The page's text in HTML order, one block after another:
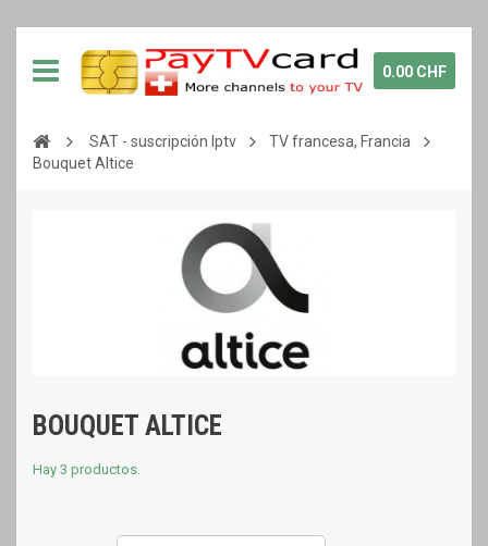
0.00 CHF
SAT - suscripción Iptv
TV francesa, Francia
Bouquet Altice
BOUQUET ALTICE
Hay 3 productos.